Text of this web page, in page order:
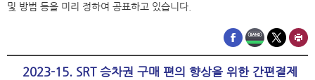
및 방법 등을 미리 정하여 공표하고 있습니다.
2023-15. SRT 승차권 구매 편의 향상을 위한 간편결제